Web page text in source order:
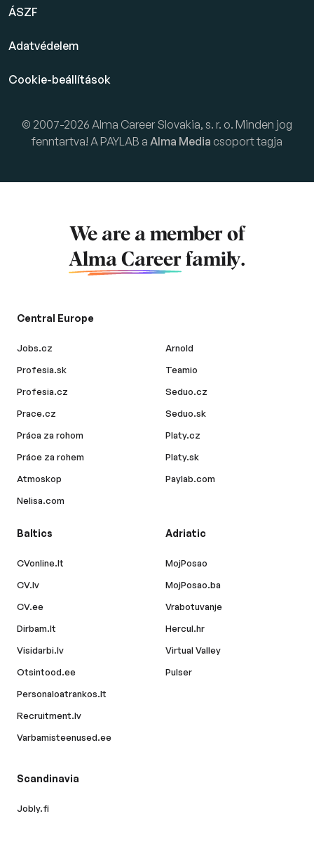
ÁSZF
Adatvédelem
Cookie-beállítások
© 2007-2026 Alma Career Slovakia, s. r. o. Minden jog
fenntartva! A PAYLAB a Alma Media csoport tagja
We are a member of
Alma Career family.
Central Europe
Jobs.cz
Profesia.sk
Profesia.cz
Prace.cz
Práca za rohom
Práce za rohem
Atmoskop
Nelisa.com
Arnold
Teamio
Seduo.cz
Seduo.sk
Platy.cz
Platy.sk
Paylab.com
Baltics
CVonline.lt
CV.lv
CV.ee
Dirbam.lt
Visidarbi.lv
Otsintood.ee
Personaloatrankos.lt
Recruitment.lv
Varbamisteenused.ee
Adriatic
MojPosao
MojPosao.ba
Vrabotuvanje
Hercul.hr
Virtual Valley
Pulser
Scandinavia
Jobly.fi